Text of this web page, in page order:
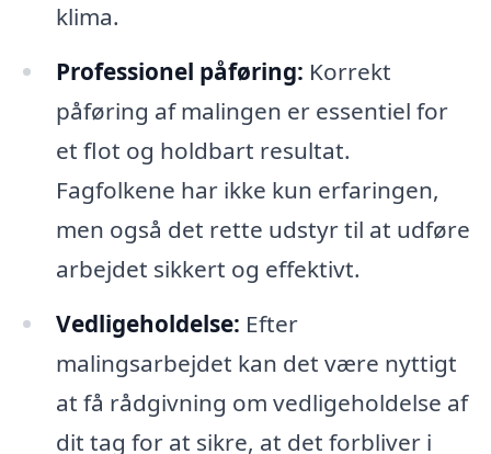
klima.
Professionel påføring: Korrekt
påføring af malingen er essentiel for
et flot og holdbart resultat.
Fagfolkene har ikke kun erfaringen,
men også det rette udstyr til at udføre
arbejdet sikkert og effektivt.
Vedligeholdelse: Efter
malingsarbejdet kan det være nyttigt
at få rådgivning om vedligeholdelse af
dit tag for at sikre, at det forbliver i